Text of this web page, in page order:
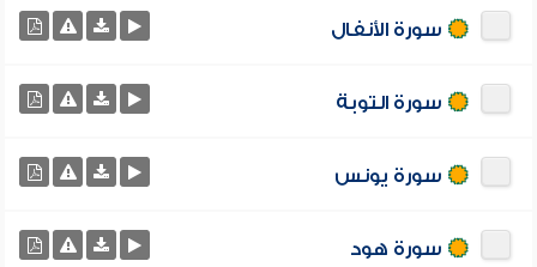
سورة الأنفال
سورة التوبة
سورة يونس
سورة هود